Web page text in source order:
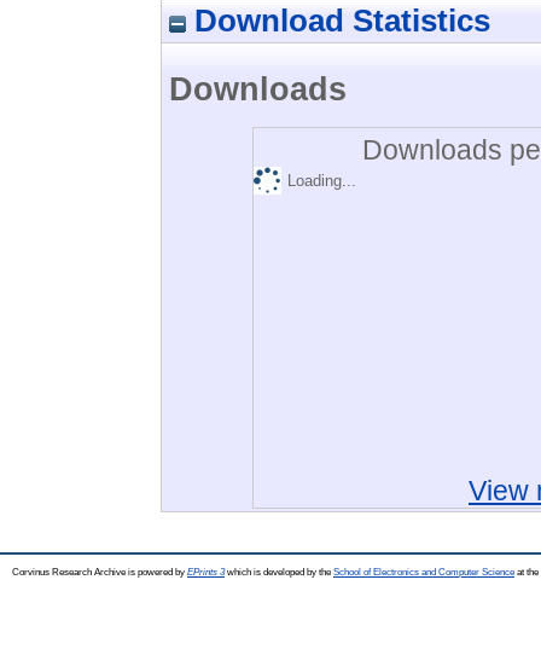
Download Statistics
Downloads
Downloads
Loading...
View
Corvinus Research Archive is powered by EPrints 3which is developed by the School of Electronics and Computer Science at